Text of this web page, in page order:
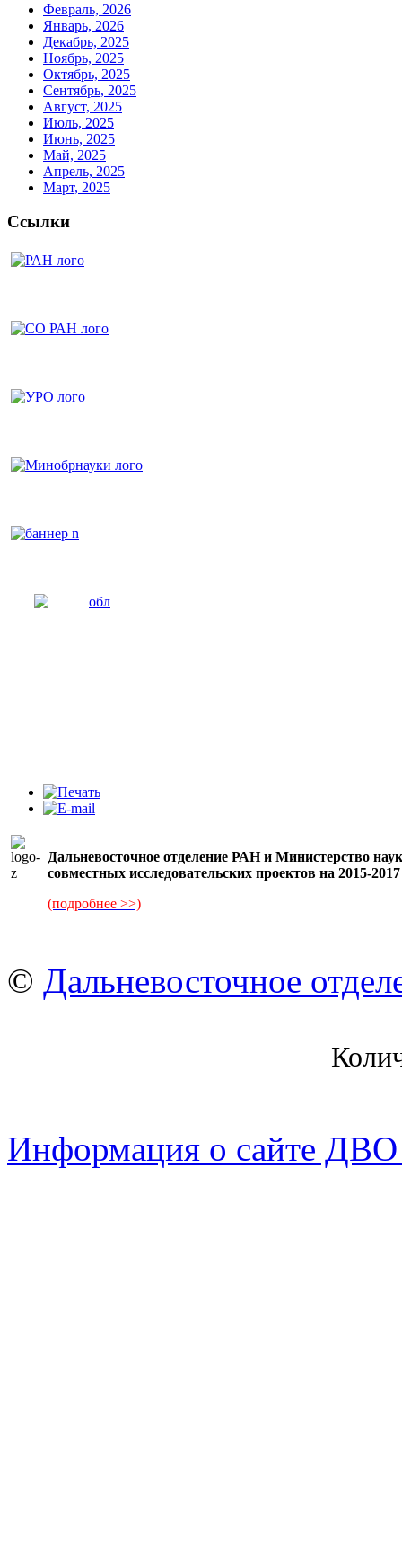
Февраль, 2026
Январь, 2026
Декабрь, 2025
Ноябрь, 2025
Октябрь, 2025
Сентябрь, 2025
Август, 2025
Июль, 2025
Июнь, 2025
Май, 2025
Апрель, 2025
Март, 2025
Ссылки
Дальневосточное отделение РАН и Министерство
совместных исследовательских проектов на 2015-2017
(подробнее >>)
© Дальневосточное
Информация о сайте